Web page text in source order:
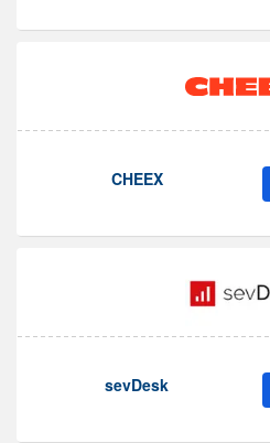
CHEEX
sevDesk